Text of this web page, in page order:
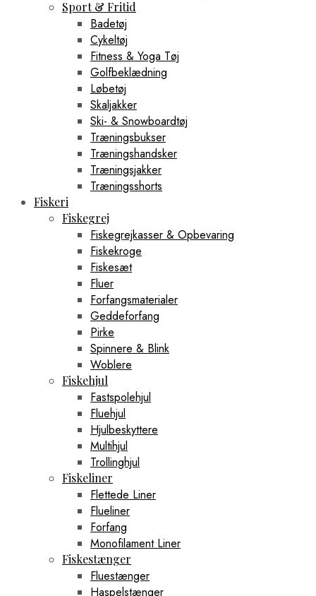
Sport & Fritid
Badetøj
Cykeltøj
Fitness & Yoga Tøj
Golfbeklædning
Løbetøj
Skaljakker
Ski- & Snowboardtøj
Træningsbukser
Træningshandsker
Træningsjakker
Træningsshorts
Fiskeri
Fiskegrej
Fiskegrejkasser & Opbevaring
Fiskekroge
Fiskesæt
Fluer
Forfangsmaterialer
Geddeforfang
Pirke
Spinnere & Blink
Woblere
Fiskehjul
Fastspolehjul
Fluehjul
Hjulbeskyttere
Multihjul
Trollinghjul
Fiskeliner
Flettede Liner
Flueliner
Forfang
Monofilament Liner
Fiskestænger
Fluestænger
Haspelstænger